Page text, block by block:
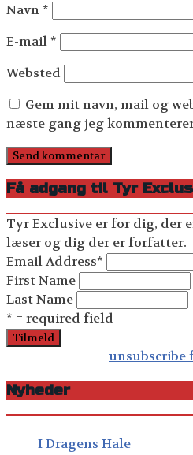
Navn*
E-mail*
Websted
Gem mit navn, mail og
næste gang jeg
Få adgang til Tyr
Tyr Exclusive er for dig, der
læser og dig der er forfatter.
Email Address*
First Name
Last Name
* = required field
unsubscribe
Nyheder
I Dragens Hale